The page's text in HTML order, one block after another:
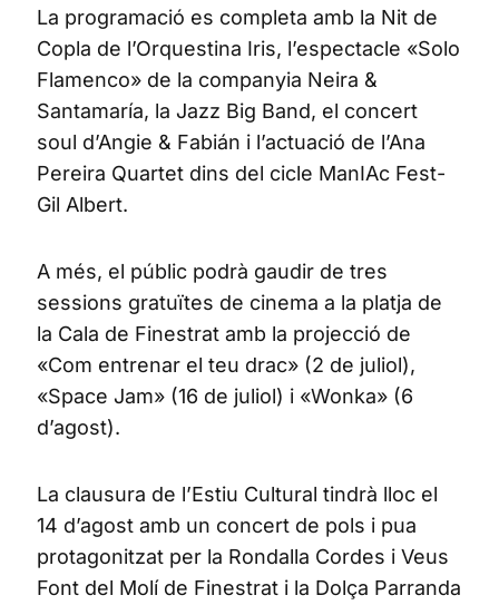
La programació es completa amb la Nit de
Copla de l’Orquestina Iris, l’espectacle «Solo
Flamenco» de la companyia Neira &
Santamaría, la Jazz Big Band, el concert
soul d’Angie & Fabián i l’actuació de l’Ana
Pereira Quartet dins del cicle ManIAc Fest-
Gil Albert.
A més, el públic podrà gaudir de tres
sessions gratuïtes de cinema a la platja de
la Cala de Finestrat amb la projecció de
«Com entrenar el teu drac» (2 de juliol),
«Space Jam» (16 de juliol) i «Wonka» (6
d’agost).
La clausura de l’Estiu Cultural tindrà lloc el
14 d’agost amb un concert de pols i pua
protagonitzat per la Rondalla Cordes i Veus
Font del Molí de Finestrat i la Dolça Parranda